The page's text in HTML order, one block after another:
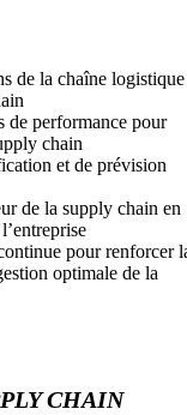
de la chaîne logistique
de performance pour
chain
et de prévision
de la supply chain en
pour renforcer
optimale de la
CHAIN